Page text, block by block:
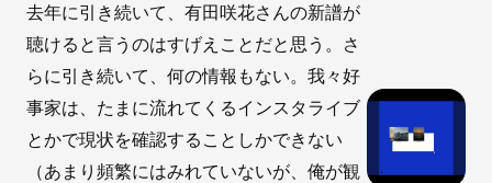
去年に引き続いて、有田咲花さんの新譜が
聴けると言うのはすげえことだと思う。さ
らに引き続いて、何の情報もない。我々好
事家は、たまに流れてくるインスタライブ
とかで現状を確認することしかできない
（あまり頻繁にはみれていないが、俺が観